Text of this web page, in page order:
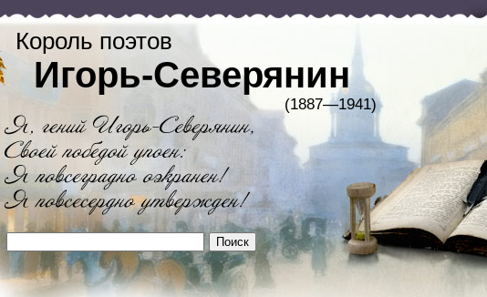
Король поэтов
Игорь-Северянин
(1887—1941)